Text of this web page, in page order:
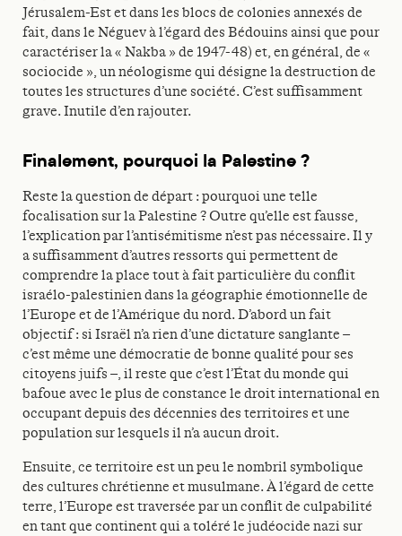
Jérusalem-Est et dans les blocs de colonies annexés de
fait, dans le Néguev à l’égard des Bédouins ainsi que pour
caractériser la « Nakba » de 1947-48) et, en général, de «
sociocide », un néologisme qui désigne la destruction de
toutes les structures d’une société. C’est suffisamment
grave. Inutile d’en rajouter.
Finalement, pourquoi la Palestine ?
Reste la question de départ : pourquoi une telle
focalisation sur la Palestine ? Outre qu’elle est fausse,
l’explication par l’antisémitisme n’est pas nécessaire. Il y
a suffisamment d’autres ressorts qui permettent de
comprendre la place tout à fait particulière du conflit
israélo-palestinien dans la géographie émotionnelle de
l’Europe et de l’Amérique du nord. D’abord un fait
objectif : si Israël n’a rien d’une dictature sanglante –
c’est même une démocratie de bonne qualité pour ses
citoyens juifs –, il reste que c’est l’État du monde qui
bafoue avec le plus de constance le droit international en
occupant depuis des décennies des territoires et une
population sur lesquels il n’a aucun droit.
Ensuite, ce territoire est un peu le nombril symbolique
des cultures chrétienne et musulmane. À l’égard de cette
terre, l’Europe est traversée par un conflit de culpabilité
en tant que continent qui a toléré le judéocide nazi sur